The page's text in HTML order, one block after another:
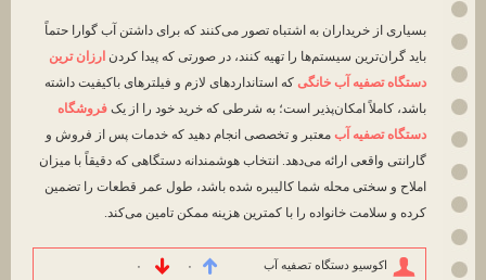
بسیاری از خریداران به اشتباه تصور می‌کنند که برای داشتن آب گوارا حتماً
باید گران‌ترین سیستم‌ها را تهیه کنند، در صورتی که پیدا کردنارزان ترین
دستگاه تصفیه آب خانگیکه استانداردهای لازم و فیلترهای باکیفیت داشته
باشد، کاملاً امکان‌پذیر است؛ به شرطی که خرید خود را از یکفروشگاه
دستگاه تصفیه آب معتبر و تخصصی انجام دهید که خدمات پس از فروش و
گارانتی واقعی ارائه می‌دهد. انتخاب هوشمندانه دستگاهی که دقیقاً با میزان
املاح و سختی محله شما کالیبره شده باشد، طول عمر قطعات را تضمین
کرده و سلامت خانواده را با کمترین هزینه ممکن تامین می‌کند.
اکوسیو دستگاه تصفیه آب ۰ ۰